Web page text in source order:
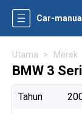
Car-
Utama Merek
BMW 3
Tahun